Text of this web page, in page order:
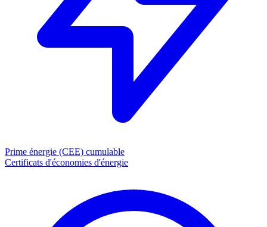
Prime énergie (CEE) cumulable
Certificats d'économies d'énergie